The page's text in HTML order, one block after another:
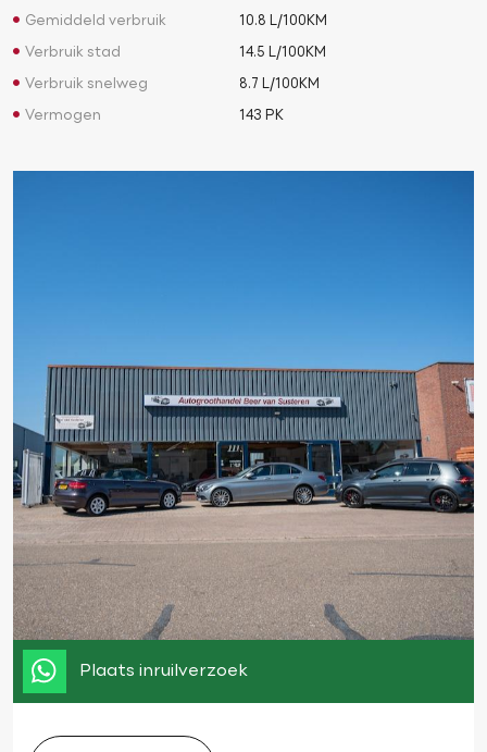
Gemiddeld verbruik 10.8 L/100KM
Verbruik stad 14.5 L/100KM
Verbruik snelweg 8.7 L/100KM
Vermogen 143 PK
Plaats inruilverzoek